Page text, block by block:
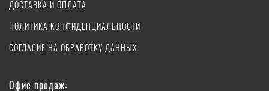
ДОСТАВКА И ОПЛАТА
ПОЛИТИКА КОНФИДЕНЦИАЛЬНОСТИ
СОГЛАСИЕ НА ОБРАБОТКУ ДАННЫХ
Офис продаж: